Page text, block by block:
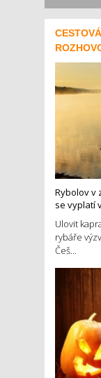
Rybolov v
se vyplatí
Ulovit
rybáře
Češ...